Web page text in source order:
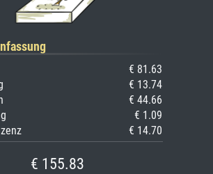
€ 81.63
€ 13.74
€ 44.66
€ 1.09
€ 14.70
€ 155.83